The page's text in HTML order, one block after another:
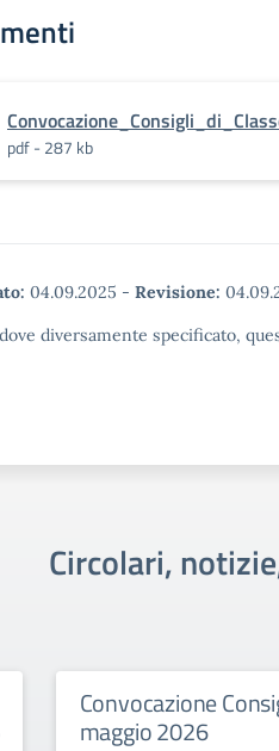
pdf - 287 kb
04.09.2025 - Revisione:
diversamente specificato,
Circolari,
Convocazione
maggio 2026